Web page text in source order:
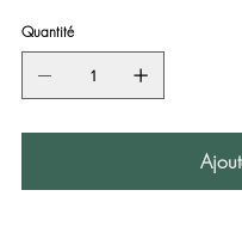
Quantité